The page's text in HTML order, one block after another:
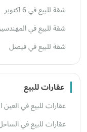
شقة للبيع في 6 اكتوبر
شقة للبيع في
شقة للبيع في فيصل
عقارات للبيع
عقارات للبيع في
عقارات للبيع في